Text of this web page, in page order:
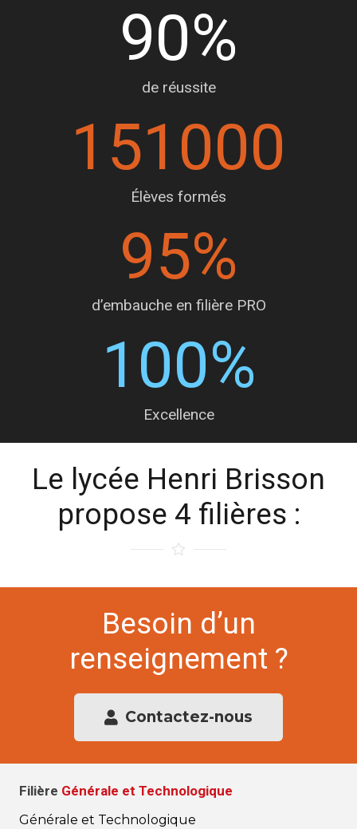
90%
de réussite
151000
Élèves formés
95%
d’embauche en filière PRO
100%
Excellence
Le lycée Henri Brisson
propose 4 filières :
Besoin d’un
renseignement ?
Contactez-nous
Filière Générale et Technologique
Générale et Technologique